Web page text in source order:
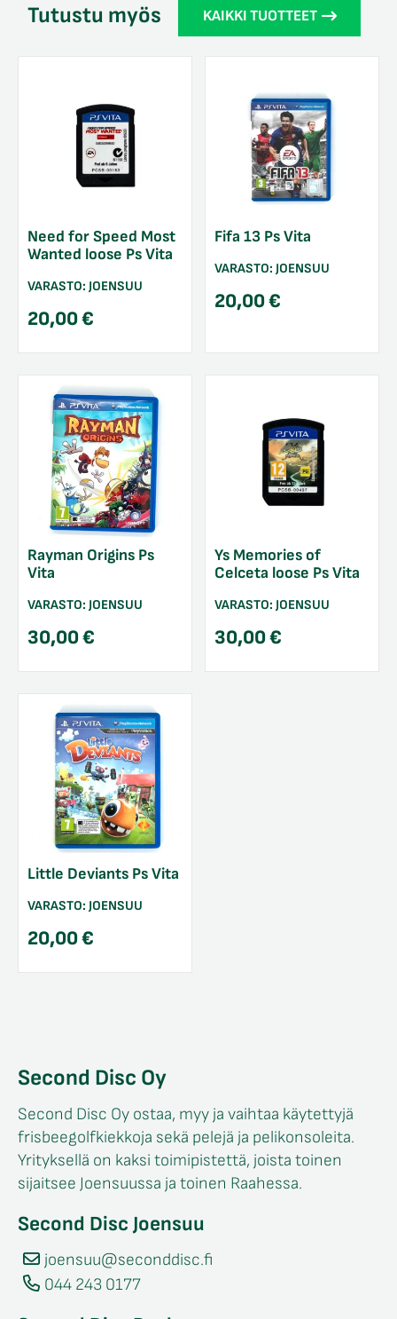
Tutustu myös KAIKKI TUOTTEET
Need for Speed Most
Wanted loose Ps Vita
VARASTO: JOENSUU
20,00€
Fifa 13 Ps Vita
VARASTO: JOENSUU
20,00€
Rayman Origins Ps
Vita
VARASTO: JOENSUU
30,00€
Ys Memories of
Celceta loose Ps Vita
VARASTO: JOENSUU
30,00€
Little Deviants Ps Vita
VARASTO: JOENSUU
20,00€
Second Disc Oy
Second Disc Oy ostaa, myy ja vaihtaa käytettyjä
frisbeegolfkiekkoja sekä pelejä ja pelikonsoleita.
Yrityksellä on kaksi toimipistettä, joista toinen
sijaitsee Joensuussa ja toinen Raahessa.
Second Disc Joensuu
joensuu@seconddisc.fi
044 243 0177